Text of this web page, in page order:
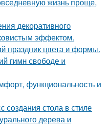
декоративного
эффектом.
праздник цвета и формы.
гимн свободе и
функциональность и
стола в стиле
дерева и